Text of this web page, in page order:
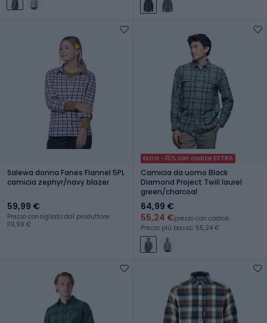
Salewa donna Fanes Flannel 5PL
camicia zephyr/navy blazer
59,99 €
Prezzo consigliato dal produttore:
119,99 €
Extra -15% con codice EXTRA
Camicia da uomo Black
Diamond Project Twill laurel
green/charcoal
64,99 €
55,24 €prezzo con codice
Prezzo più basso: 55,24 €